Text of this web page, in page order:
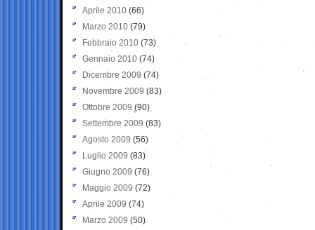
Aprile 2010 (66)
Marzo 2010 (79)
Febbraio 2010 (73)
Gennaio 2010 (74)
Dicembre 2009 (74)
Novembre 2009 (83)
Ottobre 2009 (90)
Settembre 2009 (83)
Agosto 2009 (56)
Luglio 2009 (83)
Giugno 2009 (76)
Maggio 2009 (72)
Aprile 2009 (74)
Marzo 2009 (50)